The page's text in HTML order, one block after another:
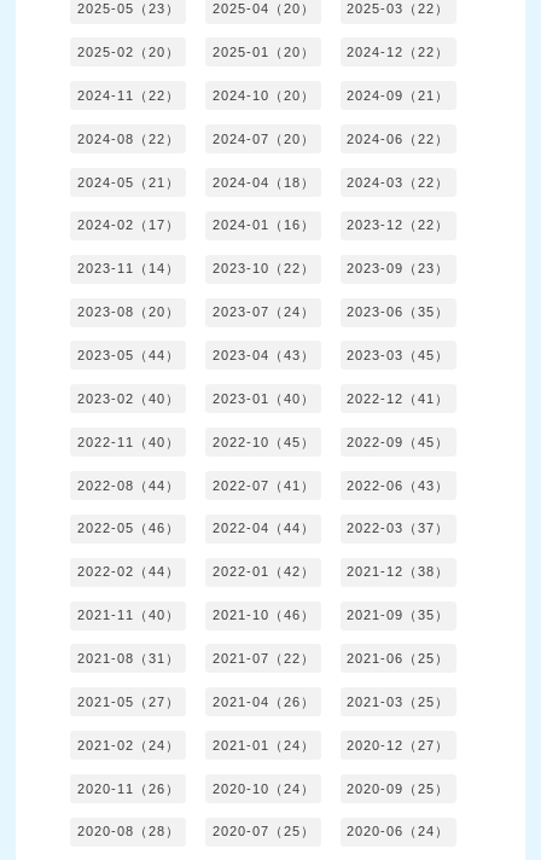
2025-05（23） 2025-04（20） 2025-03（22）
2025-02（20） 2025-01（20） 2024-12（22）
2024-11（22） 2024-10（20） 2024-09（21）
2024-08（22） 2024-07（20） 2024-06（22）
2024-05（21） 2024-04（18） 2024-03（22）
2024-02（17） 2024-01（16） 2023-12（22）
2023-11（14） 2023-10（22） 2023-09（23）
2023-08（20） 2023-07（24） 2023-06（35）
2023-05（44） 2023-04（43） 2023-03（45）
2023-02（40） 2023-01（40） 2022-12（41）
2022-11（40） 2022-10（45） 2022-09（45）
2022-08（44） 2022-07（41） 2022-06（43）
2022-05（46） 2022-04（44） 2022-03（37）
2022-02（44） 2022-01（42） 2021-12（38）
2021-11（40） 2021-10（46） 2021-09（35）
2021-08（31） 2021-07（22） 2021-06（25）
2021-05（27） 2021-04（26） 2021-03（25）
2021-02（24） 2021-01（24） 2020-12（27）
2020-11（26） 2020-10（24） 2020-09（25）
2020-08（28） 2020-07（25） 2020-06（24）